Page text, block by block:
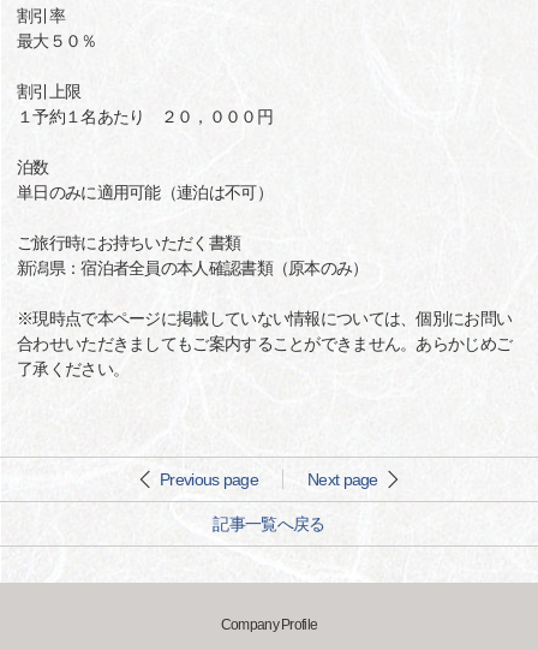
割引率
最大５０％
割引上限
１予約１名あたり ２０，０００円
泊数
単日のみに適用可能（連泊は不可）
ご旅行時にお持ちいただく書類
新潟県：宿泊者全員の本人確認書類（原本のみ）
※現時点で本ページに掲載していない情報については、個別にお問い
合わせいただきましてもご案内することができません。あらかじめご
了承ください。
Previous page Next page
記事一覧へ戻る
Company Profile